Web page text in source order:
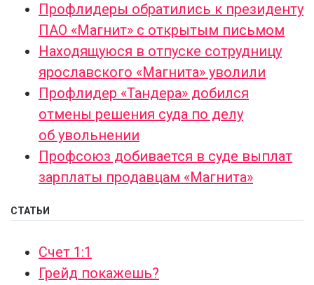
Профлидеры обратились к президенту
ПАО «Магнит» с открытым письмом
Находящуюся в отпуске сотрудницу
ярославского «Магнита» уволили
Профлидер «Тандера» добился
отмены решения суда по делу
об увольнении
Профсоюз добивается в суде выплат
зарплаты продавцам «Магнита»
СТАТЬИ
Счет 1:1
Грейд покажешь?